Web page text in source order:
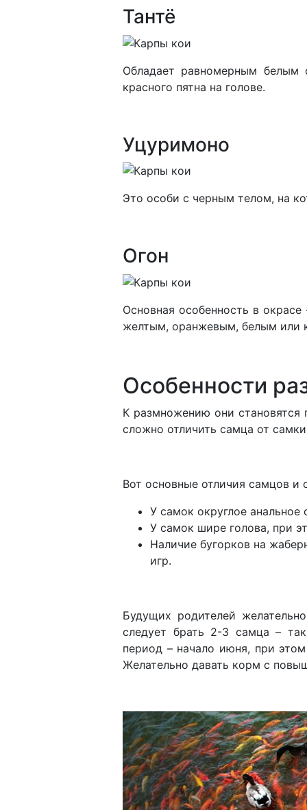
Тантё
Обладает равномерным белым
красного пятна на голове.
Уцуримоно
Это особи с черным телом, на
Огон
Основная особенность в
желтым, оранжевым, белым или
Особенности
К размножению они становятся
сложно отличить самца от
Вот основные отличия самцов и
У самок округлое
У самок шире голова, при
Наличие бугорков на
игр.
Будущих родителей
следует брать 2-3 самца –
период – начало июня, при
Желательно давать корм с